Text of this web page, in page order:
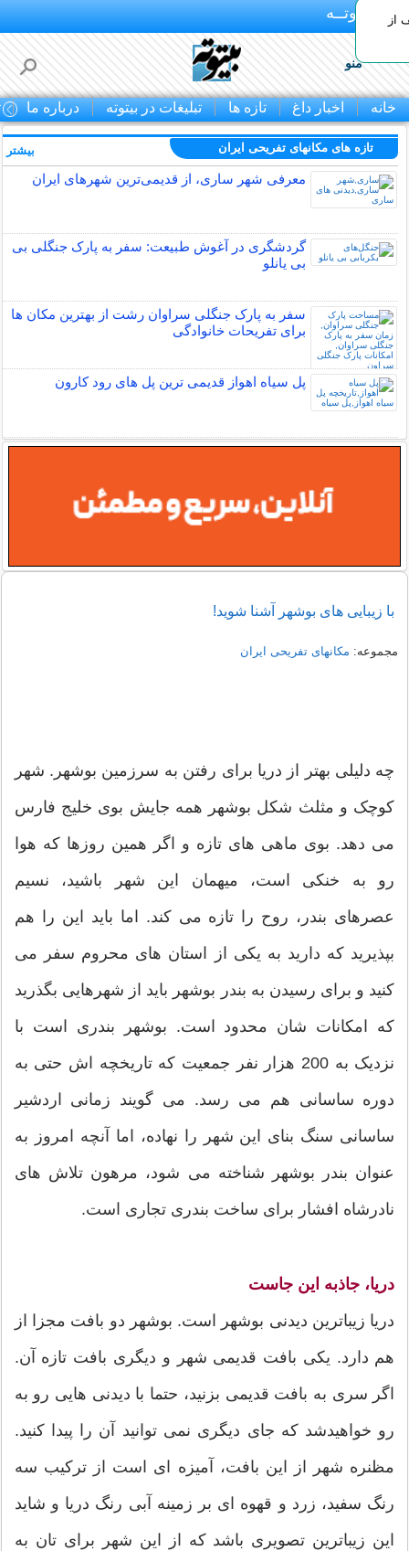
بـیتوتــه
منو
خانه اخبار داغ تازه ها تبلیغات در بیتوته درباره ما
تخفیف از
تازه های مکانهای تفریحی ايران
معرفی شهر ساری، از قدیمی‌ترین شهرهای ایران
گردشگری در آغوش طبیعت: سفر به پارک جنگلی بی
بی یانلو
سفر به پارک جنگلی سراوان رشت از بهترین مکان ها
برای تفریحات خانوادگی
پل سیاه اهواز قدیمی ترین پل های رود کارون
بیشتر
با زیبایی های بوشهر آشنا شوید!
مجموعه: مکانهای تفریحی ايران
چه دلیلی بهتر از دریا برای رفتن به سرزمین بوشهر. شهر
کوچک و مثلث شکل بوشهر همه جایش بوی خلیج فارس
می دهد. بوی ماهی های تازه و اگر همین روزها که هوا
رو به خنکی است، میهمان این شهر باشید، نسیم
عصرهای بندر، روح را تازه می کند. اما باید این را هم
بپذیرید که دارید به یکی از استان های محروم سفر می
کنید و برای رسیدن به بندر بوشهر باید از شهرهایی بگذرید
که امکانات شان محدود است. بوشهر بندری است با
نزدیک به 200 هزار نفر جمعیت که تاریخچه اش حتی به
دوره ساسانی هم می رسد. می گویند زمانی اردشیر
ساسانی سنگ بنای این شهر را نهاده، اما آنچه امروز به
عنوان بندر بوشهر شناخته می شود، مرهون تلاش های
نادرشاه افشار برای ساخت بندری تجاری است.
دریا، جاذبه این جاست
دریا زیباترین دیدنی بوشهر است. بوشهر دو بافت مجزا از
هم دارد. یکی بافت قدیمی شهر و دیگری بافت تازه آن.
اگر سری به بافت قدیمی بزنید، حتما با دیدنی هایی رو به
رو خواهیدشد که جای دیگری نمی توانید آن را پیدا کنید.
مظنره شهر از این بافت، آمیزه ای است از ترکیب سه
رنگ سفید، زرد و قهوه ای بر زمینه آبی رنگ دریا و شاید
این زیباترین تصویری باشد که از این شهر برای تان به